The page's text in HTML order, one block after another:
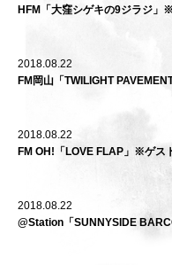
HFM「大窪シゲキの9ジラジ」
2018.08.22
FM岡山「TWILIGHT
2018.08.22
FM OH!「LOVE FLAP」※ゲス
2018.08.22
@Station「SUNNYSIDE